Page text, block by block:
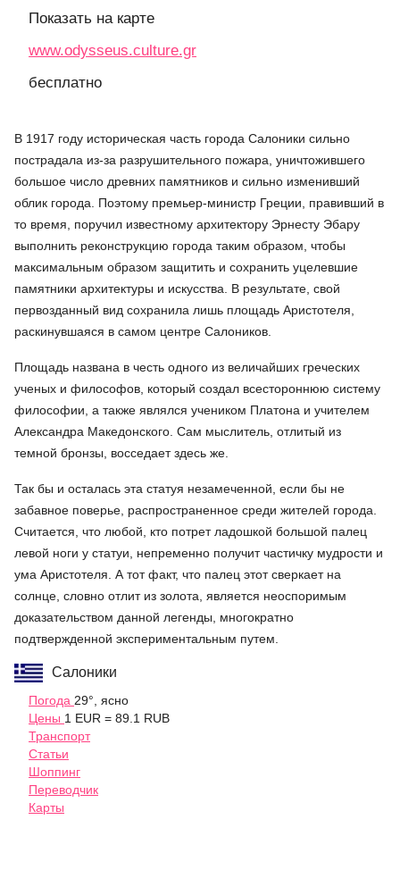
Показать на карте
www.odysseus.culture.gr
бесплатно
В 1917 году историческая часть города Салоники сильно
пострадала из-за разрушительного пожара, уничтожившего
большое число древних памятников и сильно изменивший
облик города. Поэтому премьер-министр Греции, правивший в
то время, поручил известному архитектору Эрнесту Эбару
выполнить реконструкцию города таким образом, чтобы
максимальным образом защитить и сохранить уцелевшие
памятники архитектуры и искусства. В результате, свой
первозданный вид сохранила лишь площадь Аристотеля,
раскинувшаяся в самом центре Салоников.
Площадь названа в честь одного из величайших греческих
ученых и философов, который создал всестороннюю систему
философии, а также являлся учеником Платона и учителем
Александра Македонского. Сам мыслитель, отлитый из
темной бронзы, восседает здесь же.
Так бы и осталась эта статуя незамеченной, если бы не
забавное поверье, распространенное среди жителей города.
Считается, что любой, кто потрет ладошкой большой палец
левой ноги у статуи, непременно получит частичку мудрости и
ума Аристотеля. А тот факт, что палец этот сверкает на
солнце, словно отлит из золота, является неоспоримым
доказательством данной легенды, многократно
подтвержденной экспериментальным путем.
Салоники
Погода 29°, ясно
Цены 1 EUR = 89.1 RUB
Транспорт
Статьи
Шоппинг
Переводчик
Карты